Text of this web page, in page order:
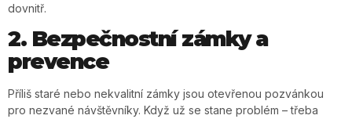
dovnitř.
2. Bezpečnostní zámky a
prevence
Příliš staré nebo nekvalitní zámky jsou otevřenou pozvánkou
pro nezvané návštěvníky. Když už se stane problém – třeba